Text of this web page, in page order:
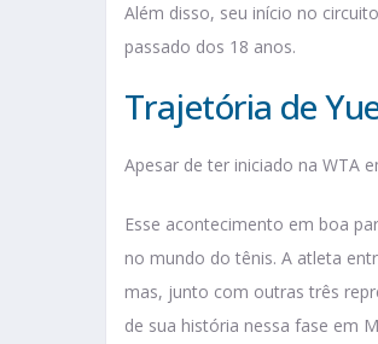
Além disso, seu início no
passado dos 18 anos.
Trajetória de
Apesar de ter iniciado na WTA
Esse acontecimento em boa
no mundo do tênis. A atleta
mas, junto com outras três
de sua história nessa fase em